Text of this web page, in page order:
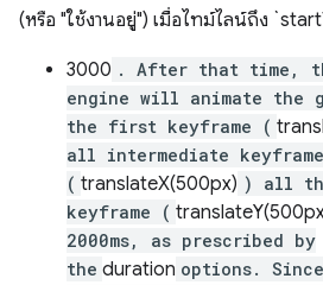
(หรือ "ใช้งานอยู่") เมื่อไทม์ไลน์ถึง
3000 . After that time,
engine will animate the
the first keyframe (
all intermediate
( translateX(500px) ) all
keyframe (
2000ms, as prescribed by
the duration options.